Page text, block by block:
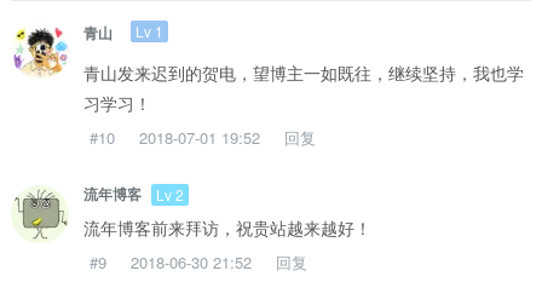
青山 Lv 1
青山发来迟到的贺电，望博主一如既往，继续坚持，我也学
习学习！
#10 2018-07-01 19:52 回复
流年博客 Lv 2
流年博客前来拜访，祝贵站越来越好！
#9 2018-06-30 21:52 回复